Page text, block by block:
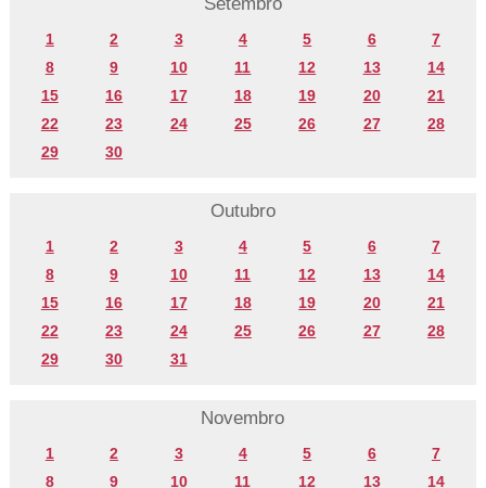
Setembro
1 2 3 4 5 6
7
8
9 10 11 12 13
14
15
16 17 18 19 20
21
22
23 24 25 26 27
28
29
30
Outubro
1 2 3 4 5 6
7
8
9 10 11 12 13
14
15
16 17 18 19 20
21
22
23 24 25 26 27
28
29
30 31
Novembro
1 2 3 4 5 6
7
8
9 10 11 12 13
14